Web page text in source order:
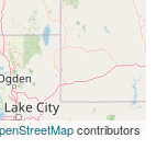
contributors